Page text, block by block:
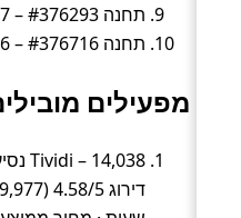
תחנה #376293 – 1,007 נסיעות (כ־2%).
תחנה #376716 – 996 נסיעות (כ־2%).
מפעילים